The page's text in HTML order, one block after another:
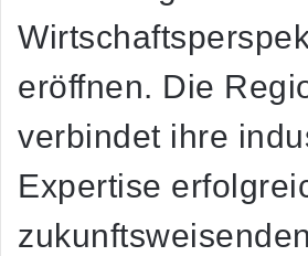
eröffnen. Die
verbindet ihre
Expertise
zukunftsweisenden